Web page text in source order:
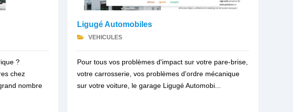
?
chez
nombre
Ligugé Automobiles
VEHICULES
Pour tous vos problèmes d'impact sur votre pare-brise,
votre carrosserie, vos problèmes d'ordre mécanique
sur votre voiture, le garage Ligugé Automobi...